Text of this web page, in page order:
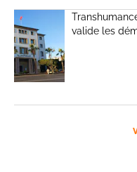
valide les